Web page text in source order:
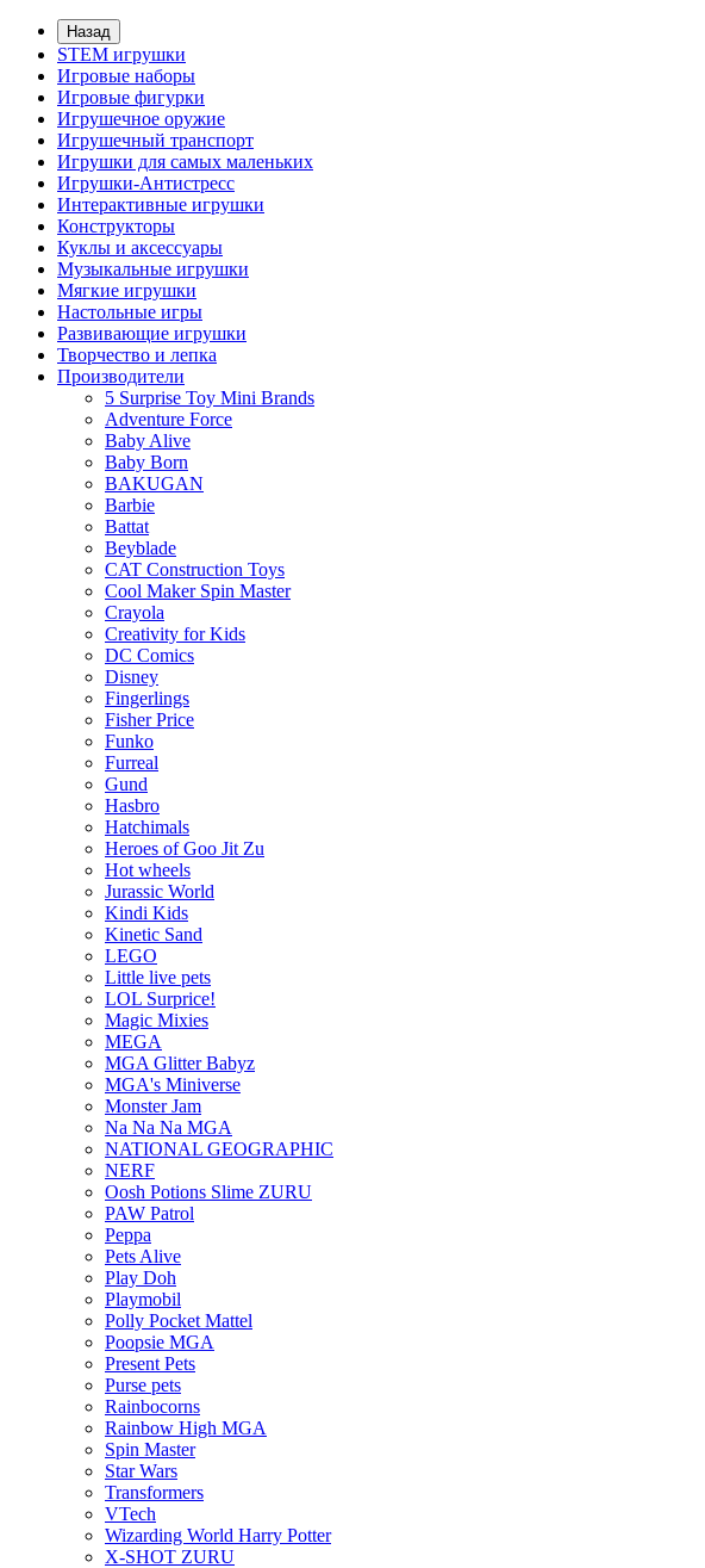
Назад
STEM игрушки
Игровые наборы
Игровые фигурки
Игрушечное оружие
Игрушечный транспорт
Игрушки для самых маленьких
Игрушки-Антистресс
Интерактивные игрушки
Конструкторы
Куклы и аксессуары
Музыкальные игрушки
Мягкие игрушки
Настольные игры
Развивающие игрушки
Творчество и лепка
Производители
5 Surprise Toy Mini Brands
Adventure Force
Baby Alive
Baby Born
BAKUGAN
Barbie
Battat
Beyblade
CAT Construction Toys
Cool Maker Spin Master
Crayola
Creativity for Kids
DC Comics
Disney
Fingerlings
Fisher Price
Funko
Furreal
Gund
Hasbro
Hatchimals
Heroes of Goo Jit Zu
Hot wheels
Jurassic World
Kindi Kids
Kinetic Sand
LEGO
Little live pets
LOL Surprice!
Magic Mixies
MEGA
MGA Glitter Babyz
MGA's Miniverse
Monster Jam
Na Na Na MGA
NATIONAL GEOGRAPHIC
NERF
Oosh Potions Slime ZURU
PAW Patrol
Peppa
Pets Alive
Play Doh
Playmobil
Polly Pocket Mattel
Poopsie MGA
Present Pets
Purse pets
Rainbocorns
Rainbow High MGA
Spin Master
Star Wars
Transformers
VTech
Wizarding World Harry Potter
X-SHOT ZURU